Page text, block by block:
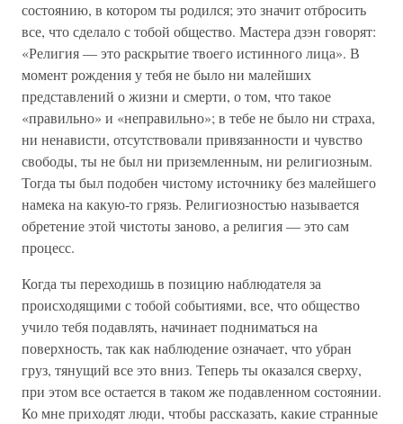
состоянию, в котором ты родился; это значит отбросить
все, что сделало с тобой общество. Мастера дзэн говорят:
«Религия — это раскрытие твоего истинного лица». В
момент рождения у тебя не было ни малейших
представлений о жизни и смерти, о том, что такое
«правильно» и «неправильно»; в тебе не было ни страха,
ни ненависти, отсутствовали привязанности и чувство
свободы, ты не был ни приземленным, ни религиозным.
Тогда ты был подобен чистому источнику без малейшего
намека на какую-то грязь. Религиозностью называется
обретение этой чистоты заново, а религия — это сам
процесс.
Когда ты переходишь в позицию наблюдателя за
происходящими с тобой событиями, все, что общество
учило тебя подавлять, начинает подниматься на
поверхность, так как наблюдение означает, что убран
груз, тянущий все это вниз. Теперь ты оказался сверху,
при этом все остается в таком же подавленном состоянии.
Ко мне приходят люди, чтобы рассказать, какие странные